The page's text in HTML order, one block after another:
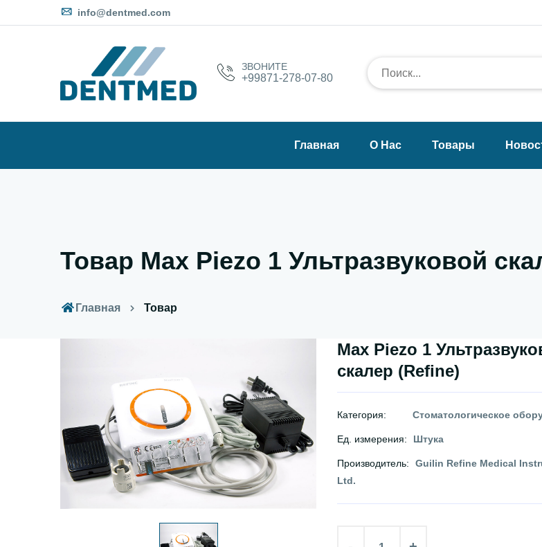
info@dentmed.com
ЗВОНИТЕ
+99871-278-07-80
Главная О Нас Товары
Товар Max Piezo 1 Ультразвуковой
Главная Товар
Max Piezo 1
скалер (Refine)
Категория: Стоматологическое
Ед. измерения: Штука
Производитель:
Guilin Refine Medical
Ltd.